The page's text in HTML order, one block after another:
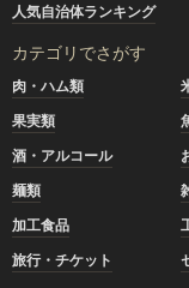
人気自治体ランキング
カテゴリでさがす
肉・ハム類
果実類
酒・アルコール
麺類
加工食品
旅行・チケット